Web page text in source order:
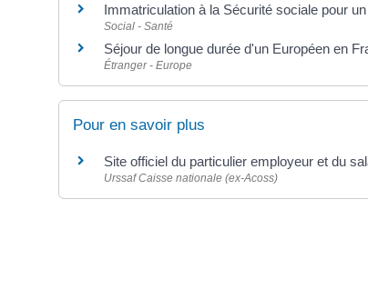
Immatriculation à la Sécurité sociale pour
Social - Santé
Séjour de longue durée d'un Européen en
Étranger - Europe
Pour en savoir plus
Site officiel du particulier employeur et du
Urssaf Caisse nationale (ex-Acoss)